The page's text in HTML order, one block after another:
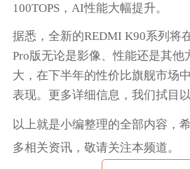
100TOPS，AI性能大幅提升。
据悉，全新的REDMI K90系列将
Pro版无论是影像、性能还是其他
大，在下半年的性价比旗舰市场
表现。更多详细信息，我们拭目以
以上就是小编整理的全部内容，
多相关资讯，敬请关注本频道。